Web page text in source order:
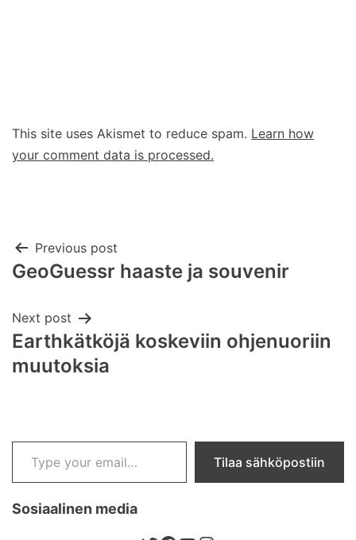
This site uses Akismet to reduce spam. Learn how
your comment data is processed.
Post
Previous post
GeoGuessr haaste ja souvenir
Next post
Earthkätköjä koskeviin ohjenuoriin
muutoksia
Type your email…
Tilaa sähköpostiin
Sosiaalinen media